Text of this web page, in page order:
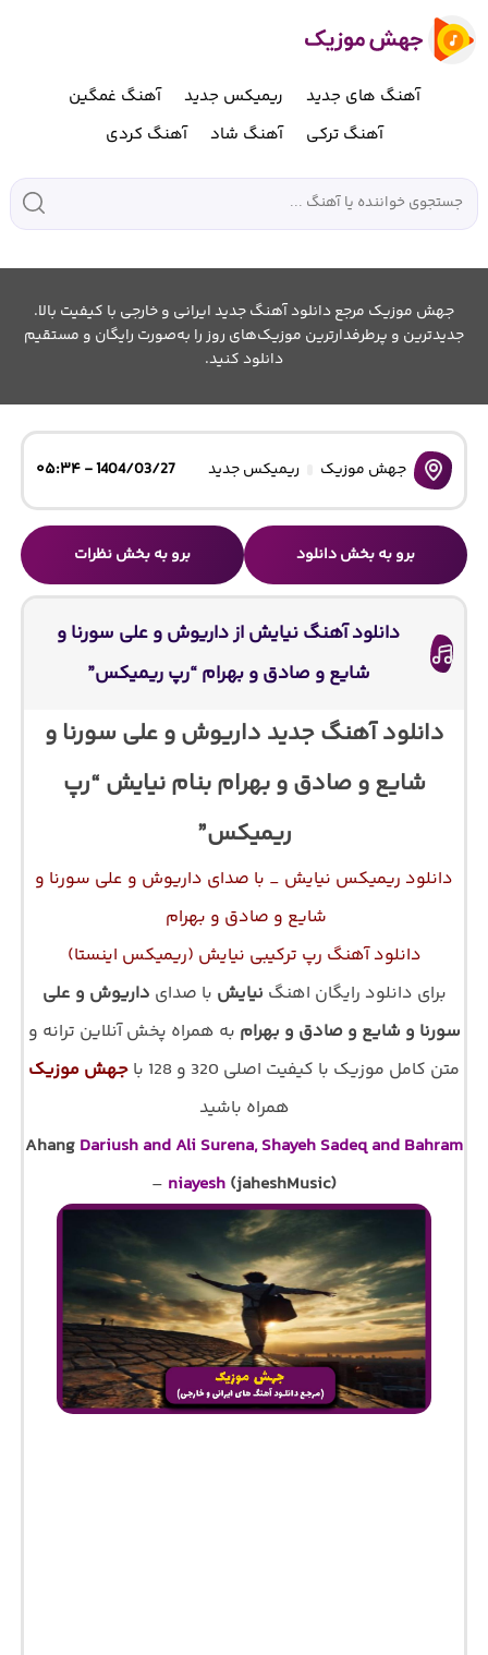
آهنگ های جدید ریمیکس جدید
آهنگ غمگین
آهنگ ترکی
آهنگ شاد آهنگ کردی
جهش موزیک مرجع دانلود آهنگ جدید ایرانی و خارجی با کیفیت بالا.
جدیدترین و پرطرفدارترین موزیک‌های روز را به‌صورت رایگان و مستقیم
دانلود کنید.
جهش موزیک ریمیکس جدید 1404/03/27 - ۰۵:۳۴
برو به بخش دانلود برو به بخش نظرات
دانلود آهنگ نیایش از داریوش و علی سورنا و
شایع و صادق و بهرام “رپ ریمیکس”
دانلود آهنگ جدید داریوش و علی سورنا و
شایع و صادق و بهرام بنام نیایش “رپ
ریمیکس”
دانلود ریمیکس نیایش _ با صدای داریوش و علی سورنا و
شایع و صادق و بهرام
دانلود آهنگ رپ ترکیبی نیایش (ریمیکس اینستا)
برای دانلود رایگان اهنگ نیایش با صدای داریوش و علی
سورنا و شایع و صادق و بهرام به همراه پخش آنلاین ترانه و
متن کامل موزیک با کیفیت اصلی 320 و 128 با
جهش موزیک
همراه باشید
Ahang Dariush and Ali Surena, Shayeh Sadeq and Bahram
– niayesh (jaheshMusic)